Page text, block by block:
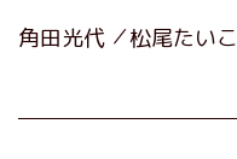
角田光代 松尾たいこ